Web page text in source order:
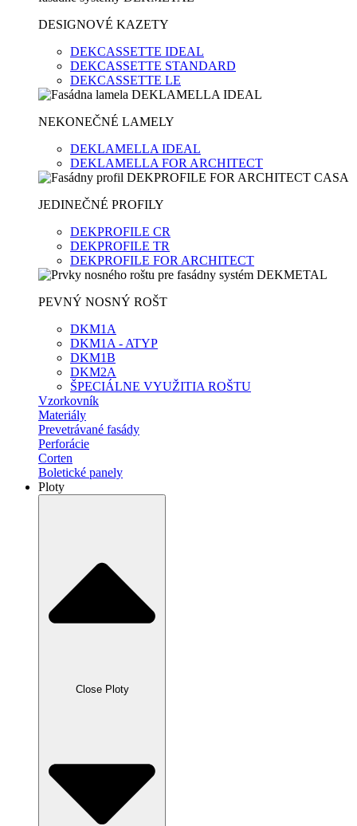
DESIGNOVÉ KAZETY
DEKCASSETTE IDEAL
DEKCASSETTE STANDARD
DEKCASSETTE LE
NEKONEČNÉ LAMELY
DEKLAMELLA IDEAL
DEKLAMELLA FOR ARCHITECT
JEDINEČNÉ PROFILY
DEKPROFILE CR
DEKPROFILE TR
DEKPROFILE FOR ARCHITECT
PEVNÝ NOSNÝ ROŠT
DKM1A
DKM1A - ATYP
DKM1B
DKM2A
ŠPECIÁLNE VYUŽITIA ROŠTU
Vzorkovník
Materiály
Prevetrávané fasády
Perforácie
Corten
Boletické panely
Ploty
Close Ploty